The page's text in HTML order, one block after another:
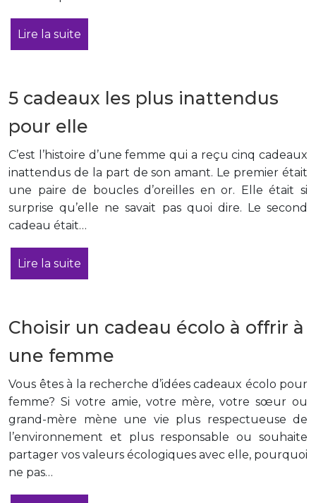
Lire la suite
5 cadeaux les plus inattendus
pour elle
C’est l’histoire d’une femme qui a reçu cinq cadeaux
inattendus de la part de son amant. Le premier était
une paire de boucles d’oreilles en or. Elle était si
surprise qu’elle ne savait pas quoi dire. Le second
cadeau était…
Lire la suite
Choisir un cadeau écolo à offrir à
une femme
Vous êtes à la recherche d’idées cadeaux écolo pour
femme? Si votre amie, votre mère, votre sœur ou
grand-mère mène une vie plus respectueuse de
l’environnement et plus responsable ou souhaite
partager vos valeurs écologiques avec elle, pourquoi
ne pas…